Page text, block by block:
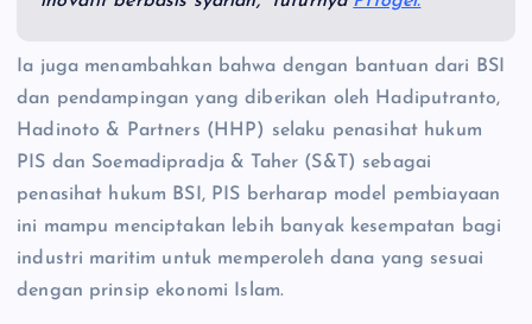
Ia juga menambahkan bahwa dengan bantuan dari BSI
dan pendampingan yang diberikan oleh Hadiputranto,
Hadinoto & Partners (HHP) selaku penasihat hukum
PIS dan Soemadipradja & Taher (S&T) sebagai
penasihat hukum BSI, PIS berharap model pembiayaan
ini mampu menciptakan lebih banyak kesempatan bagi
industri maritim untuk memperoleh dana yang sesuai
dengan prinsip ekonomi Islam.